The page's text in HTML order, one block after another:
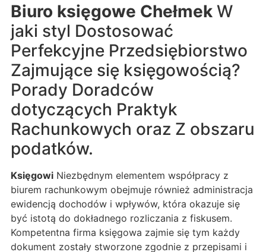
Biuro księgowe Chełmek W
jaki styl Dostosować
Perfekcyjne Przedsiębiorstwo
Zajmujące się księgowością?
Porady Doradców
dotyczących Praktyk
Rachunkowych oraz Z obszaru
podatków.
Księgowi Niezbędnym elementem współpracy z
biurem rachunkowym obejmuje również administracja
ewidencją dochodów i wpływów, która okazuje się
być istotą do dokładnego rozliczania z fiskusem.
Kompetentna firma księgowa zajmie się tym każdy
dokument zostały stworzone zgodnie z przepisami i